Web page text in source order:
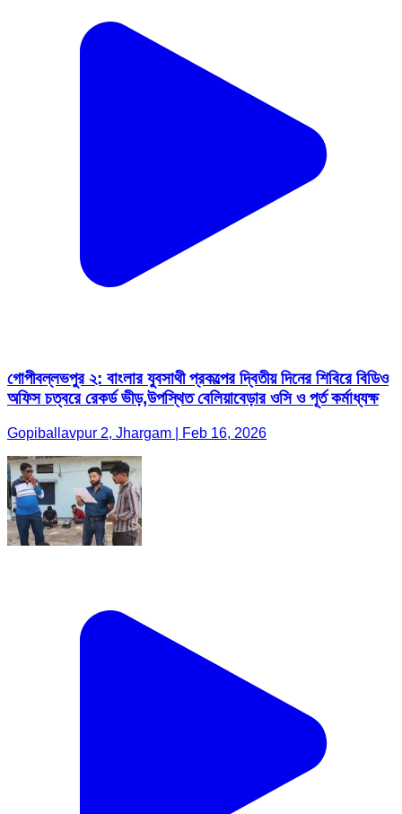
গোপীবল্লভপুর ২: বাংলার যুবসাথী প্রকল্পের দ্বিতীয় দিনের শিবিরে বিডিও
অফিস চত্বরে রেকর্ড ভীড়,উপস্থিত বেলিয়াবেড়ার ওসি ও পূর্ত কর্মাধ্যক্ষ
Gopiballavpur 2, Jhargam | Feb 16, 2026